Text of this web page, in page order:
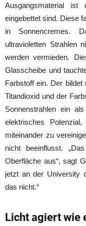
Ausgangsmaterial ist
eingebettet sind. Diese
in Sonnencremes.
ultravioletten Strahlen
werden vermieden.
Glasscheibe und
Farbstoff ein. Der
Titandioxid und der
Sonnenstrahlen ein
elektrisches
miteinander zu
nicht beeinflusst.
Oberfläche aus“, sagt
jetzt an der University
das nicht.“
Licht agiert wie